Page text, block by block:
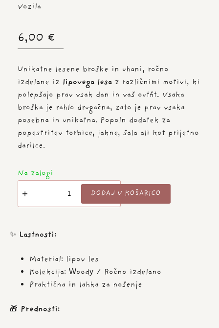
DRUGI IZDELKI PO NAROČILU
Vozila
6,00 €
Unikatne lesene broške in uhani, ročno
izdelane iz lipovega lesa z različnimi motivi, ki
polepšajo prav vsak dan in vaš outfit. Vsaka
broška je rahlo drugačna, zato je prav vsaka
posebna in unikatna. Popoln dodatek za
popestritev torbice, jakne, šala ali kot prijetno
darilce.
Na zalogi
GASILSKA
količina
DODAJ V KOŠARICO
✨ Lastnosti:
Material: lipov les
Kolekcija: Woody / Ročno izdelano
Praktična in lahka za nošenje
🎁 Prednosti: